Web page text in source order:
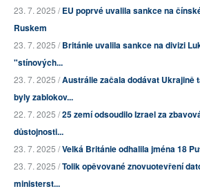
23. 7. 2025 /EU poprvé uvalila sankce na
Ruskem
23. 7. 2025 /Británie uvalila sankce na divizi
"stínových...
23. 7. 2025 /Austrálie začala dodávat Ukrajině
byly zablokov...
22. 7. 2025 /25 zemí odsoudilo Izrael za
důstojnosti...
23. 7. 2025 /Velká Británie odhalila jména 18
23. 7. 2025 /Tolik opěvované znovuotevření
ministerst...